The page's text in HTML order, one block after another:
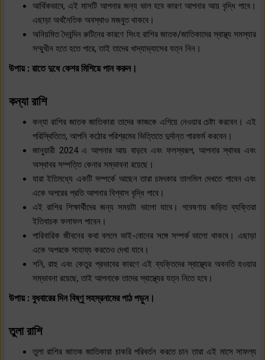
আর্থিকভাবে, এই মাসটি আপনার জন্য ভাল হবে কারণ আপনার আয় বৃদ্ধি পাবে।
এছাড়া অর্থনৈতিক অবস্থাও মজবুত থাকবে।
অনিয়মিত দৈনন্দিন রুটিনের কারণে সিংহ রাশির জাতক/জাতিকাদের স্বাস্থ্য সমস্যার
সম্মুখীন হতে হতে পারে, তাই তাদের খাদ্যাভ্যাসের যত্ন নিন।
উপায় : রাতে দুধে কেশর মিশিয়ে পান করুন।
কন্যা রাশি
কন্যা রাশির জাতক জাতিকারা তাদের কাজকে এগিয়ে নেওয়ার চেষ্টা করবেন। এই
পরিস্থিতিতে, আপনি কঠোর পরিশ্রমের ভিত্তিতে দুর্দান্ত পারফর্ম করবেন।
জানুয়ারী 2024 এ আপনার আয় বাড়বে এবং ফলস্বরূপ, আপনার স্থাবর এবং
অস্থাবর সম্পত্তি কেনার সম্ভাবনা রয়েছে।
যারা ইতিমধ্যে একটি সম্পর্কে আছেন তারা চমৎকার তালমিল দেখতে পাবেন এবং
একে অপরের প্রতি আপনার বিশ্বাস বৃদ্ধি পাবে।
এই রাশির শিক্ষার্থীদের জন্য সময়টা ভালো যাবে। গবেষণায় জড়িত ব্যক্তিরা
ইতিবাচক ফলাফল পাবেন।
পারিবারিক জীবনের কথা বললে ভাই-বোনের সঙ্গে সম্পর্ক ভালো থাকবে। এছাড়া
একে অপরকে সাহায্য করতেও দেখা যাবে।
শনি, রাহু এবং কেতুর প্রভাবের কারণে এই ব্যক্তিদের স্বাস্থ্যের অবনতি হওয়ার
সম্ভাবনা রয়েছে, তাই আপনাকে তাদের স্বাস্থ্যের যত্ন নিতে হবে।
উপায় : বুধবারের দিন বিষ্ণু সহস্রনামের পাঠ পড়ুন।
তুলা রাশি
তুলা রাশির জাতক জাতিকারা চাকরি পরিবর্তন করতে চান তারা এই মাসে সাফল্য